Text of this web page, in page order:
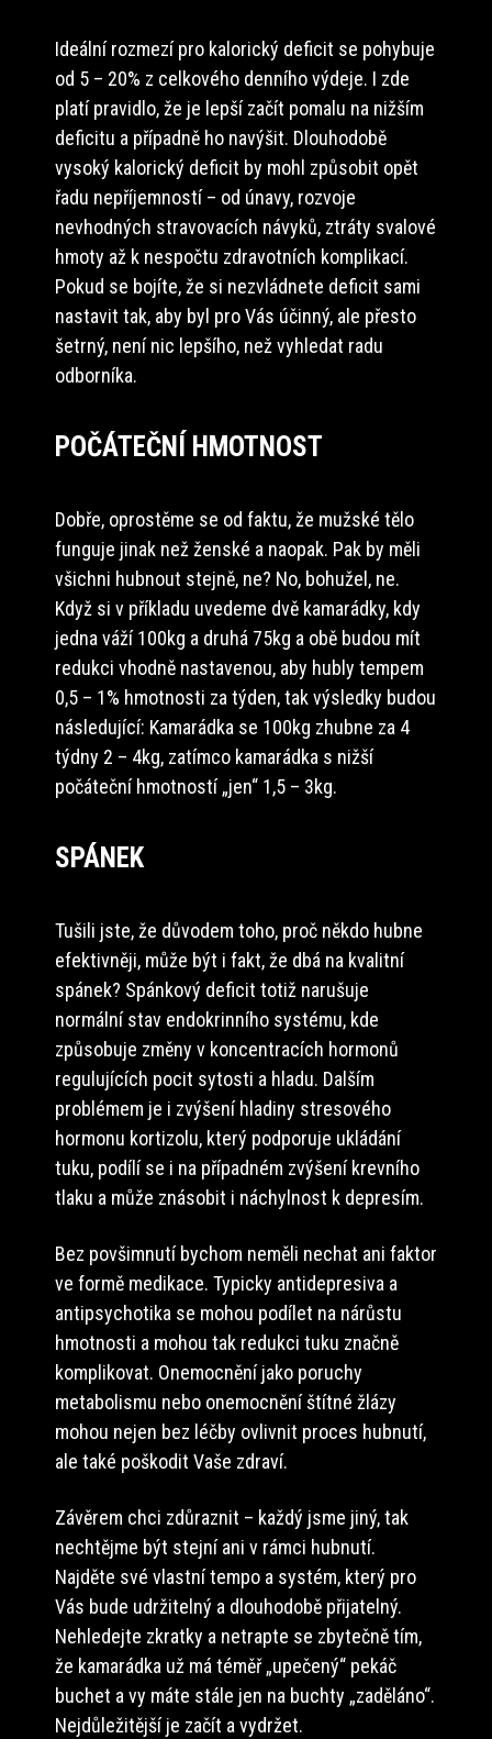
Ideální rozmezí pro kalorický deficit se pohybuje
od 5 – 20% z celkového denního výdeje. I zde
platí pravidlo, že je lepší začít pomalu na nižším
deficitu a případně ho navýšit. Dlouhodobě
vysoký kalorický deficit by mohl způsobit opět
řadu nepříjemností – od únavy, rozvoje
nevhodných stravovacích návyků, ztráty svalové
hmoty až k nespočtu zdravotních komplikací.
Pokud se bojíte, že si nezvládnete deficit sami
nastavit tak, aby byl pro Vás účinný, ale přesto
šetrný, není nic lepšího, než vyhledat radu
odborníka.
POČÁTEČNÍ HMOTNOST
Dobře, oprostěme se od faktu, že mužské tělo
funguje jinak než ženské a naopak. Pak by měli
všichni hubnout stejně, ne? No, bohužel, ne.
Když si v příkladu uvedeme dvě kamarádky, kdy
jedna váží 100kg a druhá 75kg a obě budou mít
redukci vhodně nastavenou, aby hubly tempem
0,5 – 1% hmotnosti za týden, tak výsledky budou
následující: Kamarádka se 100kg zhubne za 4
týdny 2 – 4kg, zatímco kamarádka s nižší
počáteční hmotností „jen“ 1,5 – 3kg.
SPÁNEK
Tušili jste, že důvodem toho, proč někdo hubne
efektivněji, může být i fakt, že dbá na kvalitní
spánek? Spánkový deficit totiž narušuje
normální stav endokrinního systému, kde
způsobuje změny v koncentracích hormonů
regulujících pocit sytosti a hladu. Dalším
problémem je i zvýšení hladiny stresového
hormonu kortizolu, který podporuje ukládání
tuku, podílí se i na případném zvýšení krevního
tlaku a může znásobit i náchylnost k depresím.
Bez povšimnutí bychom neměli nechat ani faktor
ve formě medikace. Typicky antidepresiva a
antipsychotika se mohou podílet na nárůstu
hmotnosti a mohou tak redukci tuku značně
komplikovat. Onemocnění jako poruchy
metabolismu nebo onemocnění štítné žlázy
mohou nejen bez léčby ovlivnit proces hubnutí,
ale také poškodit Vaše zdraví.
Závěrem chci zdůraznit – každý jsme jiný, tak
nechtějme být stejní ani v rámci hubnutí.
Najděte své vlastní tempo a systém, který pro
Vás bude udržitelný a dlouhodobě přijatelný.
Nehledejte zkratky a netrapte se zbytečně tím,
že kamarádka už má téměř „upečený“ pekáč
buchet a vy máte stále jen na buchty „zaděláno“.
Nejdůležitější je začít a vydržet.